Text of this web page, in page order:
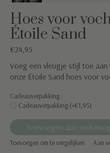
Hoes voor
Étoile Sand
€24,95
Voeg een vleugje stijl toe
onze Étoile Sand hoes voor
Cadeauverpakking :
Cadeauverpakking (+€1,95)
Toevoegen aan
Toevoegen om te vergelijken Aan